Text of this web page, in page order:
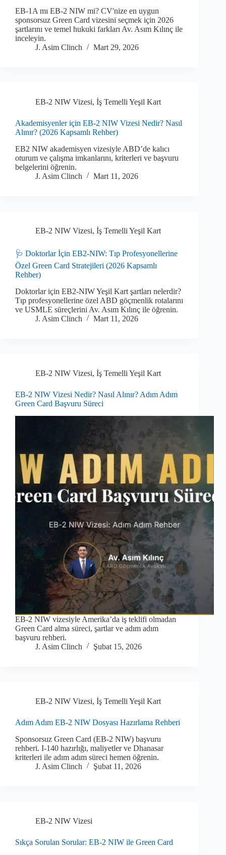
EB-1A mı EB-2 NIW mi? CV'nize en uygun
sponsorsuz Green Card vizesini seçmek için 2026
şartlarını ve temel hukuki farkları Av. Asım Kılınç ile
inceleyin.
J. Asim Clinch
Mart 29, 2026
EB-2 NIW Vizesi, İş Temelli Yeşil Kart
Akademisyenler için EB-2 NIW Vizesi Nedir? Nasıl
Alınır? (2026 Kapsamlı Rehber)
EB2 NIW akademisyen vizesiyle ABD’de kalıcı
oturum ve çalışma imkanlarını, kriterleri ve başvuru
belgelerini öğrenin.
J. Asim Clinch
Mart 11, 2026
EB-2 NIW Vizesi, İş Temelli Yeşil Kart
🩺 Doktorlar İçin EB2-NIW: Tıp Profesyonellerine
Özel Green Card Stratejileri (2026 Kapsamlı
Rehber)
Doktorlar için EB2-NIW Yeşil Kart şartları nelerdir?
Tıp profesyonellerine özel ABD göçmenlik rotalarını
ve USMLE süreçlerini Av. Asım Kılınç ile öğrenin.
J. Asim Clinch
Mart 11, 2026
EB-2 NIW Vizesi, İş Temelli Yeşil Kart
EB-2 NIW Vizesi Nedir? Nasıl Alınır? Adım Adım
Green Card Başvuru Süreci
EB-2 NIW vizesiyle Amerika’da iş teklifi olmadan
Green Card alma süreci, şartlar ve adım adım
başvuru rehberi.
J. Asim Clinch
Şubat 15, 2026
EB-2 NIW Vizesi, İş Temelli Yeşil Kart
Adım Adım EB-2 NIW Dosyası Hazırlama Rehberi
Sponsorsuz Green Card (EB-2 NIW) başvuru
rehberi. I-140 hazırlığı, maliyetler ve Dhanasar
kriterleri ile adım adım süreci hemen öğrenin.
J. Asim Clinch
Şubat 11, 2026
EB-2 NIW Vizesi
Sıkça Sorulan Sorular: EB-2 NIW ile Green Card